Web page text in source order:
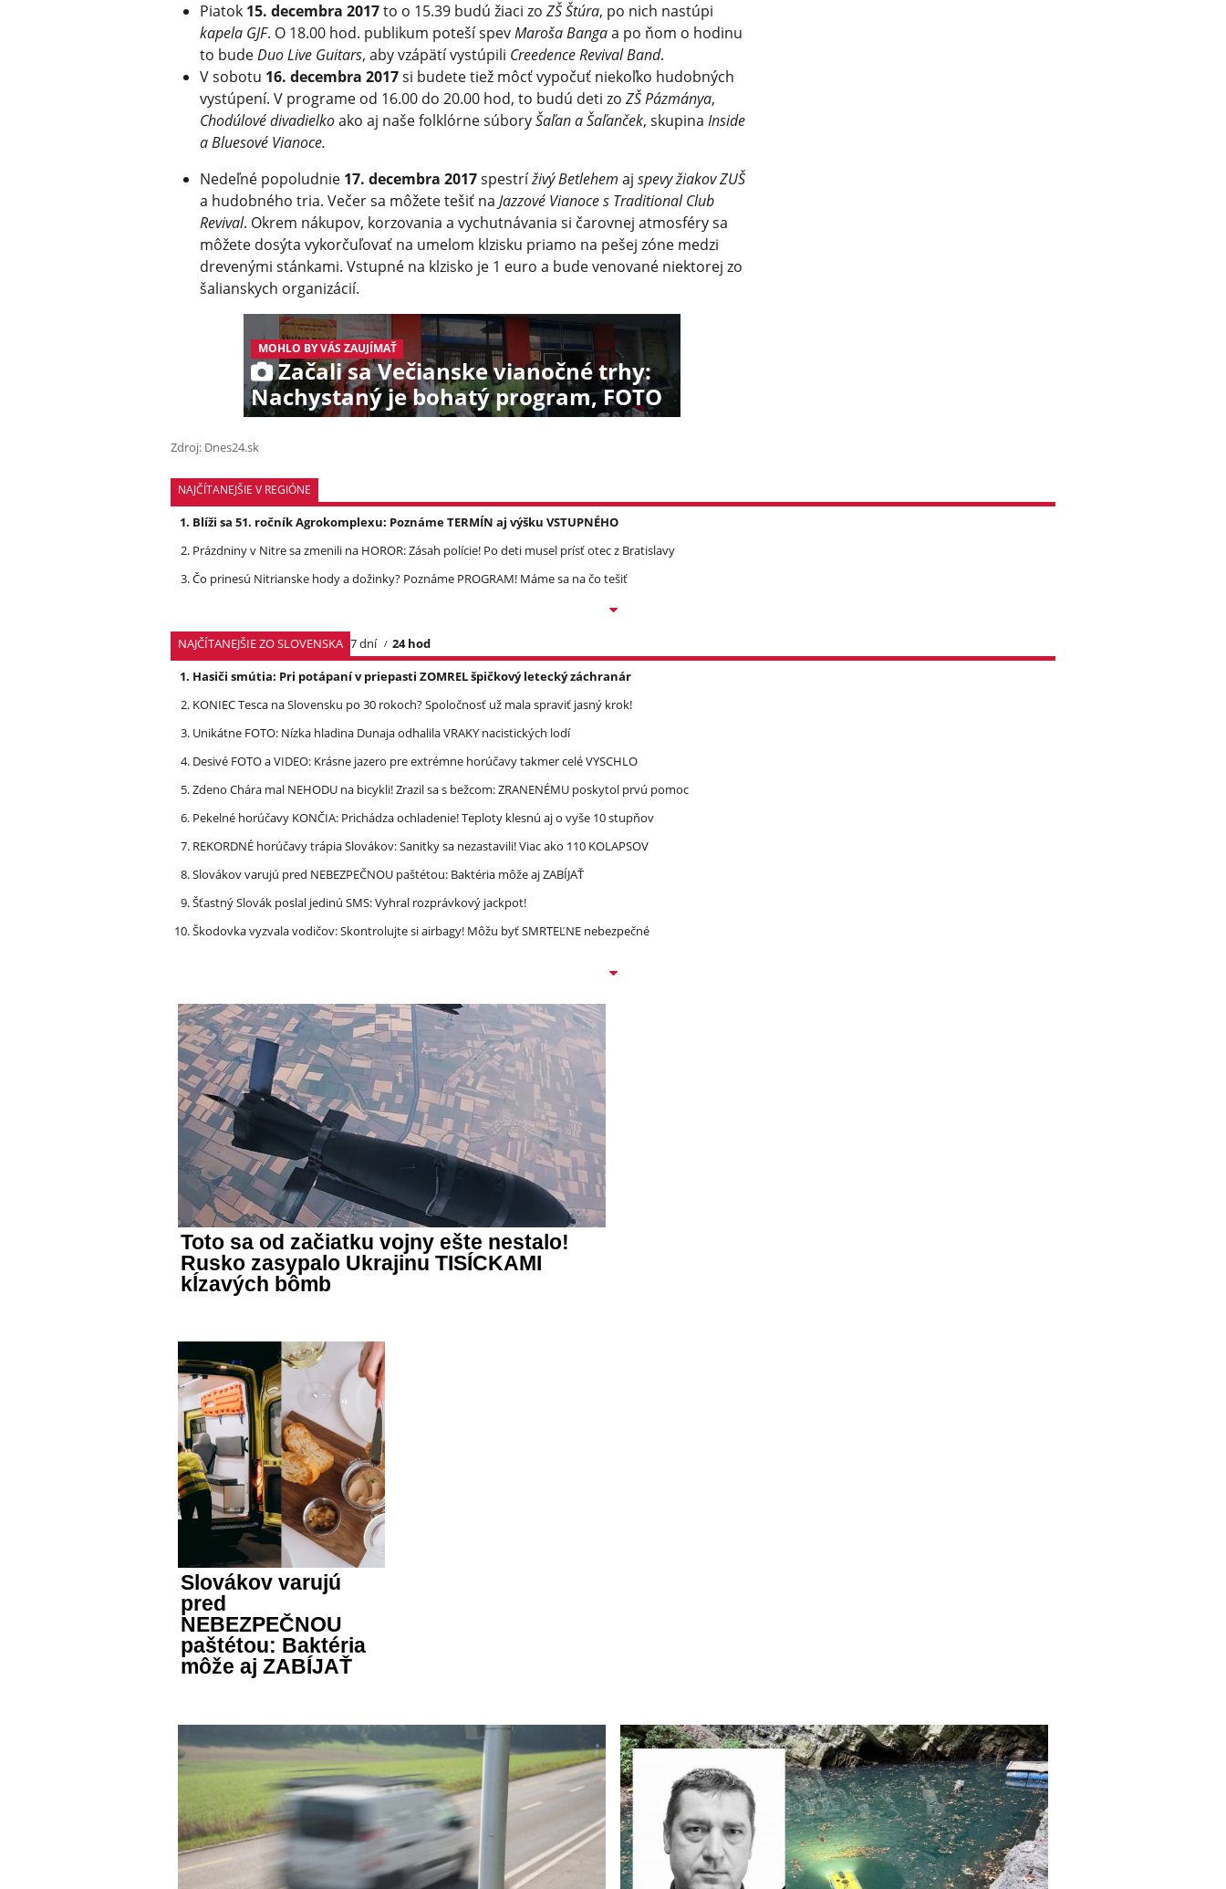
Piatok 15. decembra 2017to o 15.39 budú žiaci zo ZŠ Štúra, po nich nastúpi
kapela GJF. O 18.00 hod. publikum poteší spevMaroša Bangaa po ňom o hodinu
to budeDuo Live Guitars, aby vzápätí vystúpili Creedence Revival Band.
V sobotu 16. decembra 2017si budete tiež môcť vypočuť niekoľko hudobných
vystúpení. V programe od 16.00 do 20.00 hod, to budú deti zo ZŠ Pázmánya,
Chodúlové divadielkoako aj naše folklórne súboryŠaľan a Šaľanček, skupina Inside
a Bluesové Vianoce.
Nedeľné popoludnie 17. decembra 2017spestríživý Betlehem aj spevy žiakov ZUŠ
a hudobného tria. Večer sa môžete tešiť na Jazzové Vianoce s Traditional Club
Revival. Okrem nákupov, korzovania a vychutnávania si čarovnej atmosféry sa
môžete dosýta vykorčuľovať na umelom klzisku priamo na pešej zóne medzi
drevenými stánkami. Vstupné na klzisko je 1 euro a bude venované niektorej zo
šalianskych organizácií.
MOHLO BY VÁS ZAUJÍMAŤ
Začali sa Večianske vianočné trhy:
Nachystaný je bohatý program, FOTO
Zdroj: Dnes24.sk
NAJČÍTANEJŠIE V REGIÓNE
Blíži sa 51. ročník Agrokomplexu: Poznáme TERMÍN aj výšku VSTUPNÉHO
Prázdniny v Nitre sa zmenili na HOROR: Zásah polície! Po deti musel prísť otec z Bratislavy
Čo prinesú Nitrianske hody a dožinky? Poznáme PROGRAM! Máme sa na čo tešiť
NAJČÍTANEJŠIE ZO SLOVENSKA 7 dní
24 hod
Hasiči smútia: Pri potápaní v priepasti ZOMREL špičkový letecký záchranár
KONIEC Tesca na Slovensku po 30 rokoch? Spoločnosť už mala spraviť jasný krok!
Unikátne FOTO: Nízka hladina Dunaja odhalila VRAKY nacistických lodí
Desivé FOTO a VIDEO: Krásne jazero pre extrémne horúčavy takmer celé VYSCHLO
Zdeno Chára mal NEHODU na bicykli! Zrazil sa s bežcom: ZRANENÉMU poskytol prvú pomoc
Pekelné horúčavy KONČIA: Prichádza ochladenie! Teploty klesnú aj o vyše 10 stupňov
REKORDNÉ horúčavy trápia Slovákov: Sanitky sa nezastavili! Viac ako 110 KOLAPSOV
Slovákov varujú pred NEBEZPEČNOU paštétou: Baktéria môže aj ZABÍJAŤ
Šťastný Slovák poslal jedinú SMS: Vyhral rozprávkový jackpot!
Škodovka vyzvala vodičov: Skontrolujte si airbagy! Môžu byť SMRTEĽNE nebezpečné
Toto sa od začiatku vojny ešte nestalo!
Rusko zasypalo Ukrajinu TISÍCKAMI
kĺzavých bômb
Slovákov varujú
pred
NEBEZPEČNOU
paštétou: Baktéria
môže aj ZABÍJAŤ